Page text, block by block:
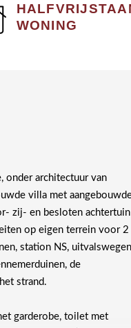
WONING
onder architectuur van
aangebouwde
zij- en besloten achtertuin
op eigen terrein voor 2
station NS, uitvalswegen
de
Waterleidingduinen en het strand.
garderobe, toilet met